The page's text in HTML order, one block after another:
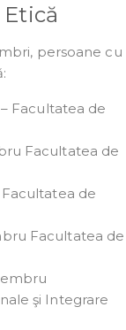
persoane cu
Facultatea de
Facultatea de
de
Facultatea de
şi Integrare